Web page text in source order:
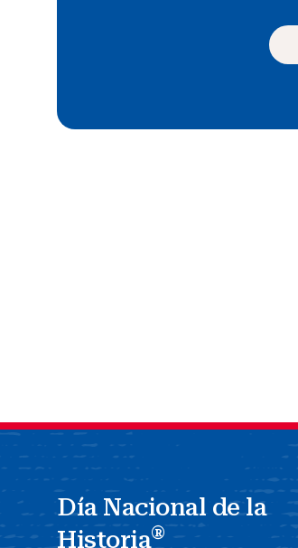
Día Nacional de la
Historia®